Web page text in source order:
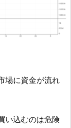
場に資金が流れ
い込むのは危険